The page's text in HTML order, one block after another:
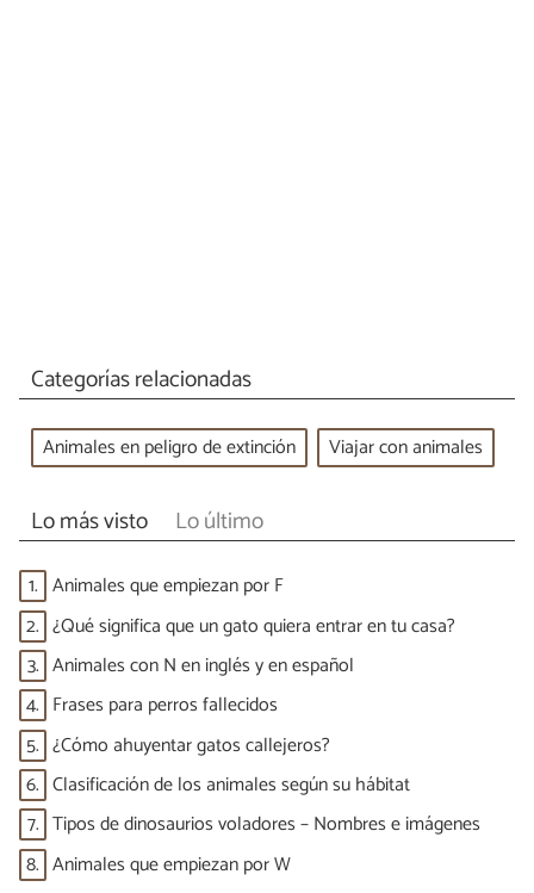
Categorías relacionadas
Animales en peligro de extinción Viajar con animales
Lo más visto Lo último
1. Animales que empiezan por F
2. ¿Qué significa que un gato quiera entrar en tu casa?
3. Animales con N en inglés y en español
4. Frases para perros fallecidos
5. ¿Cómo ahuyentar gatos callejeros?
6. Clasificación de los animales según su hábitat
7. Tipos de dinosaurios voladores – Nombres e imágenes
8. Animales que empiezan por W